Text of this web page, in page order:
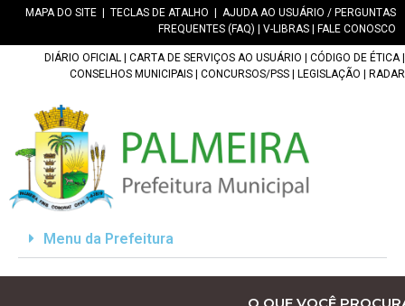
MAPA DO SITE TECLAS DE ATALHO
AJUDA AO USUÁRIO / PERGUNTAS
FREQUENTES (FAQ)
V-LIBRAS FALE CONOSCO
DIÁRIO OFICIAL CARTA DE SERVIÇOS AO USUÁRIO CÓDIGO DE ÉTICA|
CONSELHOS MUNICIPAIS
CONCURSOS/PSS LEGISLAÇÃO RADAR
Menu da Prefeitura